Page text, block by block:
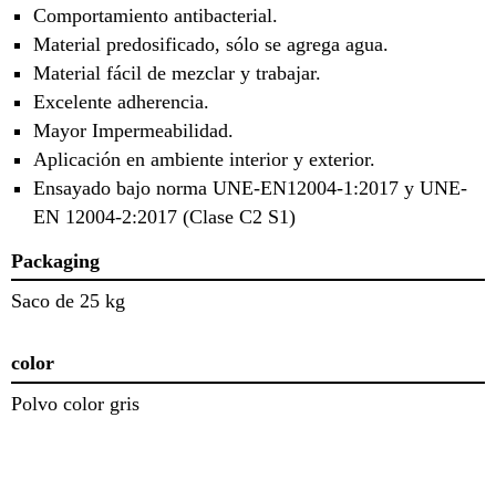
Comportamiento antibacterial.
Material predosificado, sólo se agrega agua.
Material fácil de mezclar y trabajar.
Excelente adherencia.
Mayor Impermeabilidad.
Aplicación en ambiente interior y exterior.
Ensayado bajo norma UNE-EN12004-1:2017 y UNE-
EN 12004-2:2017 (Clase C2 S1)
Packaging
Saco de 25 kg
color
Polvo color gris